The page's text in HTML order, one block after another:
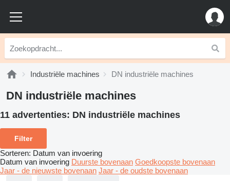
Industriële machines DN industriële machines
DN industriële machines
11 advertenties: DN industriële machines
Filter
Sorteren: Datum van invoering
Datum van invoering Duurste bovenaan Goedkoopste bovenaan
Jaar - de nieuwste bovenaan Jaar - de oudste bovenaan